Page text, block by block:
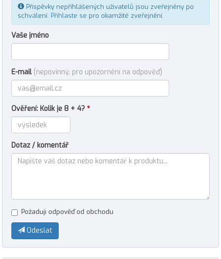
Příspěvky nepřihlášených uživatelů jsou zveřejněny po
schválení. Přihlaste se pro okamžité zveřejnění.
Vaše jméno
E-mail (nepovinný, pro upozornění na odpověď)
Ověření: Kolik je 8 + 4? *
Dotaz / komentář
Požaduji odpověď od obchodu
Odeslat